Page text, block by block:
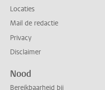
Locaties
Mail de redactie
Privacy
Disclaimer
Nood
Bereikbaarheid bij